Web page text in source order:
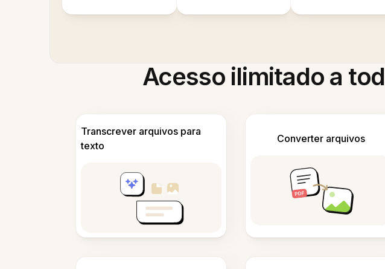
Acesso ilimitado a
Transcrever arquivos para
texto
Converter arquivos